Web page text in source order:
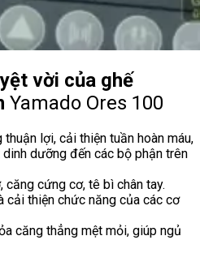
vời của ghế
Yamado Ores 100
lợi, cải thiện tuần hoàn máu,
dưỡng đến các bộ phận trên
căng cứng cơ, tê bì chân tay.
cải thiện chức năng của các cơ
căng thẳng mệt mỏi, giúp ngủ